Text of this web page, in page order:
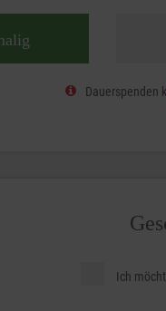
Dauerspenden
Ich